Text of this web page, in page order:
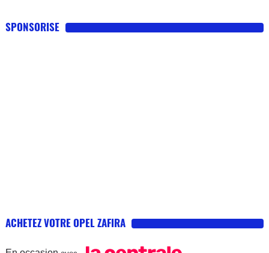
SPONSORISE
ACHETEZ VOTRE OPEL ZAFIRA